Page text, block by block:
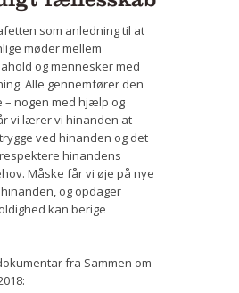
som anledning til at
møder mellem
og mennesker med
Alle gennemfører den
nogen med hjælp og
vi lærer vi hinanden at
ved hinanden og det
hinandens
Måske får vi øje på nye
og opdager
kan berige
fra Sammen om